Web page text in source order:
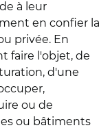
à leur
en confier la
privée. En
faire l'objet, de
d'une
ou de
ou bâtiments